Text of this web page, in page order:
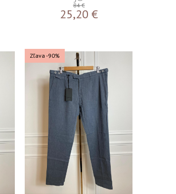
84 €
25,20 €
Zľava -90%